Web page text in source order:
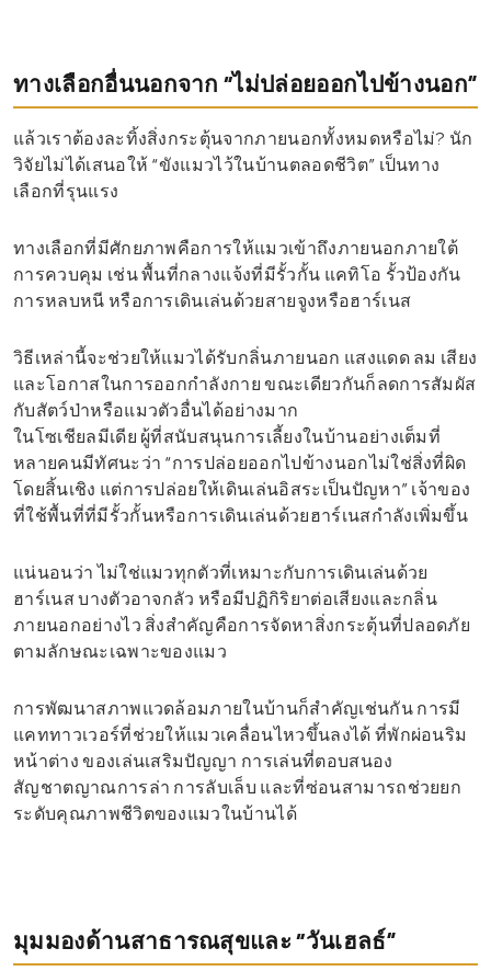
ทางเลือกอื่นนอกจาก “ไม่ปล่อยออกไปข้างนอก”
แล้วเราต้องละทิ้งสิ่งกระตุ้นจากภายนอกทั้งหมดหรือไม่? นัก
วิจัยไม่ได้เสนอให้ “ขังแมวไว้ในบ้านตลอดชีวิต” เป็นทาง
เลือกที่รุนแรง
ทางเลือกที่มีศักยภาพคือการให้แมวเข้าถึงภายนอกภายใต้
การควบคุม เช่น พื้นที่กลางแจ้งที่มีรั้วกั้น แคทิโอ รั้วป้องกัน
การหลบหนี หรือการเดินเล่นด้วยสายจูงหรือฮาร์เนส
วิธีเหล่านี้จะช่วยให้แมวได้รับกลิ่นภายนอก แสงแดด ลม เสียง
และโอกาสในการออกกำลังกาย ขณะเดียวกันก็ลดการสัมผัส
กับสัตว์ป่าหรือแมวตัวอื่นได้อย่างมาก
ในโซเชียลมีเดีย ผู้ที่สนับสนุนการเลี้ยงในบ้านอย่างเต็มที่
หลายคนมีทัศนะว่า “การปล่อยออกไปข้างนอกไม่ใช่สิ่งที่ผิด
โดยสิ้นเชิง แต่การปล่อยให้เดินเล่นอิสระเป็นปัญหา” เจ้าของ
ที่ใช้พื้นที่ที่มีรั้วกั้นหรือการเดินเล่นด้วยฮาร์เนสกำลังเพิ่มขึ้น
แน่นอนว่า ไม่ใช่แมวทุกตัวที่เหมาะกับการเดินเล่นด้วย
ฮาร์เนส บางตัวอาจกลัว หรือมีปฏิกิริยาต่อเสียงและกลิ่น
ภายนอกอย่างไว สิ่งสำคัญคือการจัดหาสิ่งกระตุ้นที่ปลอดภัย
ตามลักษณะเฉพาะของแมว
การพัฒนาสภาพแวดล้อมภายในบ้านก็สำคัญเช่นกัน การมี
แคททาวเวอร์ที่ช่วยให้แมวเคลื่อนไหวขึ้นลงได้ ที่พักผ่อนริม
หน้าต่าง ของเล่นเสริมปัญญา การเล่นที่ตอบสนอง
สัญชาตญาณการล่า การลับเล็บ และที่ซ่อนสามารถช่วยยก
ระดับคุณภาพชีวิตของแมวในบ้านได้
มุมมองด้านสาธารณสุขและ “วันเฮลธ์”